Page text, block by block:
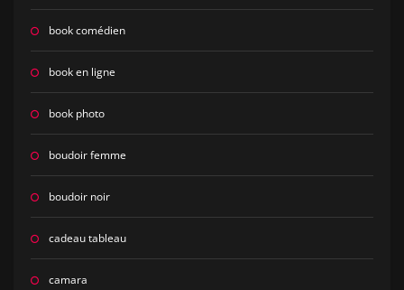
book comédien
book en ligne
book photo
boudoir femme
boudoir noir
cadeau tableau
camara